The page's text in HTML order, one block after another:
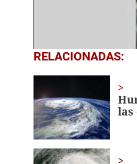
0
seconds
minute,
29
secondsVolume
0%
RELACIONADAS:
las